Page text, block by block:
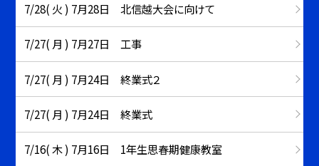
7/28( 火 ) 7月28日 北信越大会に向けて
7/27( 月 ) 7月27日 工事
7/27( 月 ) 7月24日 終業式２
7/27( 月 ) 7月24日 終業式
7/16( 木 ) 7月16日 1年生思春期健康教室